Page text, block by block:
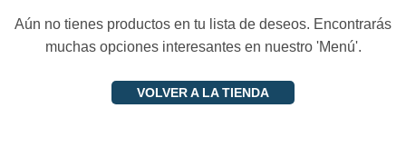
Aún no tienes productos en tu lista de deseos. Encontrarás
muchas opciones interesantes en nuestro 'Menú'.
VOLVER A LA TIENDA